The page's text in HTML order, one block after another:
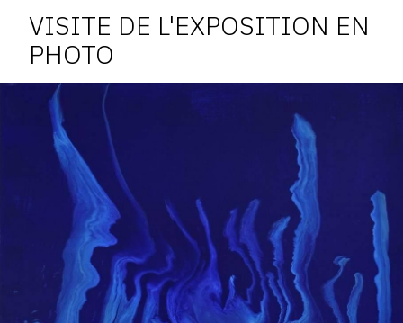
l'exposition
VISITE DE L'EXPOSITION EN
PHOTO